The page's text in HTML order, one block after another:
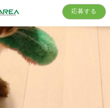
応募する